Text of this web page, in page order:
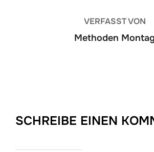
VERFASST VON
Methoden Montag
SCHREIBE EINEN